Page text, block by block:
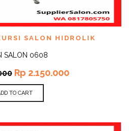
SALON HIDROLIK
SALON 0608
Rp 2.150.000
TO CART